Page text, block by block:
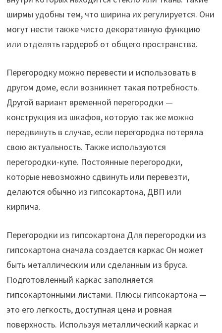
ширмы удобны тем, что ширина их регулируется. Они
могут нести также чисто декоративную функцию
или отделять гардероб от общего пространства.
Перегородку можно перевести и использовать в
другом доме, если возникнет такая потребность.
Другой вариант временной перегородки —
конструкция из шкафов, которую так же можно
передвинуть в случае, если перегородка потеряла
свою актуальность. Также используются
перегородки-купе. Постоянные перегородки,
которые невозможно сдвинуть или перевезти,
делаются обычно из гипсокартона, ДВП или
кирпича.
Перегородки из гипсокартона Для перегородки из
гипсокартона сначала создается каркас Он может
быть металлическим или сделанным из бруса.
Подготовленный каркас заполняется
гипсокартонными листами. Плюсы гипсокартона —
это его легкость, доступная цена и ровная
поверхность. Используя металлический каркас и